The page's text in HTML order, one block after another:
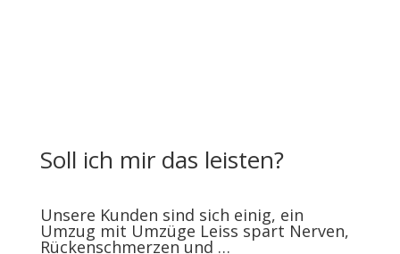
Soll ich mir das leisten?
Unsere Kunden sind sich einig, ein
Umzug mit Umzüge Leiss spart Nerven,
Rückenschmerzen und …